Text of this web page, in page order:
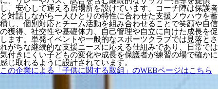
し、安心して通える居場所を設けています。コーチ陣は保護者
と対話しながら一人ひとりの特性に合わせた支援ノウハウを蓄
積し、個別対応とチーム活動を組み合わせることで笑顔や自信
の獲得、社交性や基礎体力、自己管理や自立に向けた成長を促
します。単発イベントや一般的なスポーツクラブでは見落とさ
れがちな継続的な支援ニーズに応える仕組みであり、日常では
気付きにくい子どもの変化や成長を保護者が練習の場で確かに
感じ取れるように設計されています。
この企業による「子供に関する取組」のWEBページはこちら